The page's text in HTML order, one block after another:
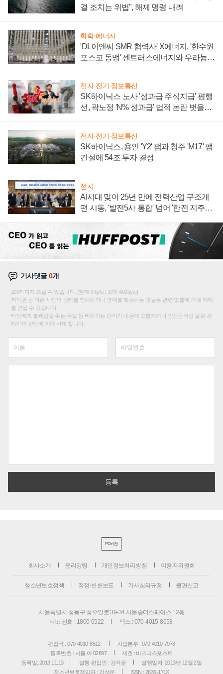
결 조치는 위법", 해제 명령 내려
화학·에너지
'DL이앤씨 SMR 협력사' X에너지, '한수원
포스코 동맹' 센트러스에너지와 우라늄
전자·전기·정보통신
SK하이닉스 노사 '성과급 주식지급' 평행
선, 곽노정 'N% 성과급' 법적 논란 벗을지
전자·전기·정보통신
SK하이닉스, 용인 'Y2' 팹과 청주 'M17' 팹
건설에 54조 투자 결정
정치
AI시대 맞아 25년 만에 전력산업 구조개
편 시동, '발전5사 통합' 넘어 '한전 지주사'
기사댓글0개
200자까지 쓰실 수 있습니다. (현재 0 byte / 최대 400byte)
저작권 등 다른 사람의 권리를 침해하거나 명예를 훼손하는 댓글은 관련 법률에 의해 제재
를 받을 수 있습니다.
타인에게 불쾌감을 주는 욕설 등 비하하는 단어가 내용에 포함되거나 인신공격성 글은 관
리자의 판단에 의해 삭제 합니다.
PC버전
회사소개 윤리강령 개인정보처리방침 이용자위원회
청소년보호정책 정정·반론보도 기사심의규정 불편신고
서울특별시 성동구 성수일로 39-34 서울숲더스페이스 12층
대표전화 : 1800-6522
팩스 : 070-4015-8658
편집국 : 070-4010-8512
사업본부 : 070-4010-7078
등록번호 : 서울 아 02897
제호 : 비즈니스포스트
등록일: 2013.11.13
발행·편집인 : 강석운
발행일자: 2013년 12월 2일
청소년보호책임자 : 강석운
ISSN : 2636-171X